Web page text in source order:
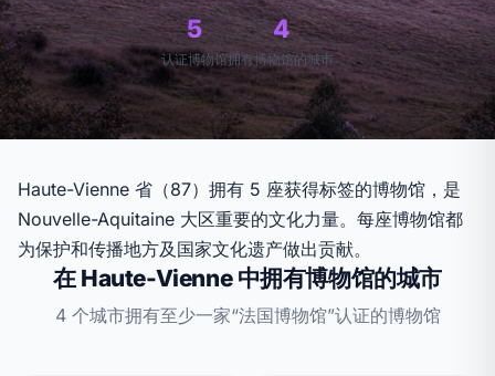
5
认证博物馆
4
拥有博物馆的城市
Haute-Vienne 省（87）拥有 5 座获得标签的博物馆，是
Nouvelle-Aquitaine 大区重要的文化力量。每座博物馆都
为保护和传播地方及国家文化遗产做出贡献。
在 Haute-Vienne 中拥有博物馆的城市
4 个城市拥有至少一家“法国博物馆”认证的博物馆